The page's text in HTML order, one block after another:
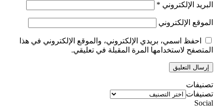
البريد الإلكتروني *
الموقع الإلكتروني
احفظ اسمي، بريدي الإلكتروني، والموقع الإلكتروني في هذا
المتصفح لاستخدامها المرة المقبلة في تعليقي.
تصنيفات
تصنيفات
Social